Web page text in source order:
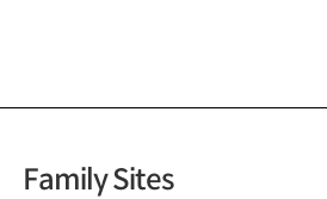
Family Sites